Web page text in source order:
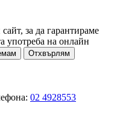
за да гарантираме
употреба на онлайн
Отхвърлям
02 4928553